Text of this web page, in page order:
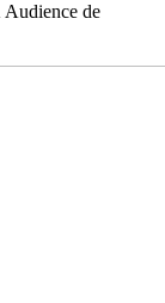
Audience de